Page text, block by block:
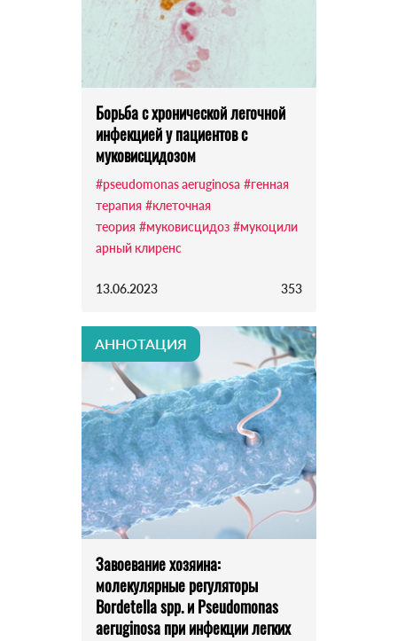
Борьба с хронической легочной
инфекцией у пациентов с
муковисцидозом
#pseudomonas aeruginosa #генная
терапия #клеточная
теория #муковисцидоз #мукоцили
арный клиренс
13.06.2023 353
АННОТАЦИЯ
Завоевание хозяина:
молекулярные регуляторы
Bordetella spp. и Pseudomonas
aeruginosa при инфекции легких